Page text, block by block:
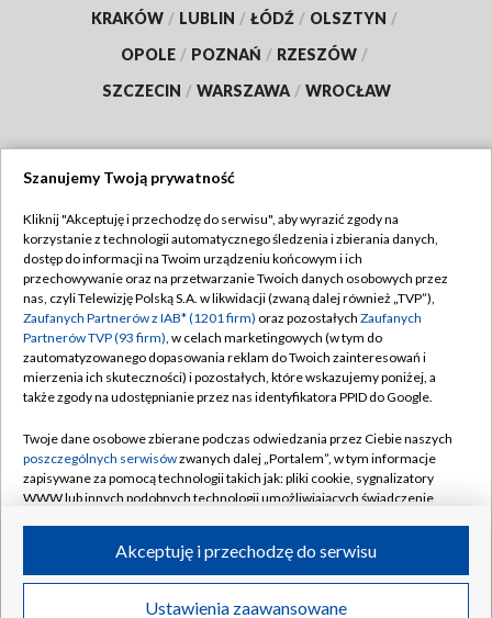
KRAKÓW / LUBLIN / ŁÓDŹ / OLSZTYN /
OPOLE / POZNAŃ / RZESZÓW /
SZCZECIN / WARSZAWA / WROCŁAW
TVP
Abonament TVP
Emisja w TVP
Centrum informacji TVP
Naziemna Telewizja Cyfrowa
Rada Programowa
System NOS
Informacje o nadawcy
Program dla prasy
Regulamin TVP
Polityka prywatności
Moje zgody
Pomoc
Kontakt
Kanały
©2026 Telewizja Polska S.A. w likwidacji
Szanujemy Twoją prywatność
Kliknij "Akceptuję i przechodzę do serwisu", aby wyrazić zgody na
korzystanie z technologii automatycznego śledzenia i zbierania danych,
dostęp do informacji na Twoim urządzeniu końcowym i ich
przechowywanie oraz na przetwarzanie Twoich danych osobowych przez
nas, czyli Telewizję Polską S.A. w likwidacji (zwaną dalej również „TVP”),
Zaufanych Partnerów z IAB* (1201 firm) oraz pozostałych Zaufanych
Partnerów TVP (93 firm), w celach marketingowych (w tym do
zautomatyzowanego dopasowania reklam do Twoich zainteresowań i
mierzenia ich skuteczności) i pozostałych, które wskazujemy poniżej, a
także zgody na udostępnianie przez nas identyfikatora PPID do Google.
Twoje dane osobowe zbierane podczas odwiedzania przez Ciebie naszych
poszczególnych serwisówzwanych dalej „Portalem”, w tym informacje
zapisywane za pomocą technologii takich jak: pliki cookie, sygnalizatory
WWW lub innych podobnych technologii umożliwiających świadczenie
ruchu w Internecie.
Twoje dane osobowe zbierane podczas odwiedzania przez Ciebie
Ustawienia zaawansowane
Akceptuję i przechodzę do serwisu